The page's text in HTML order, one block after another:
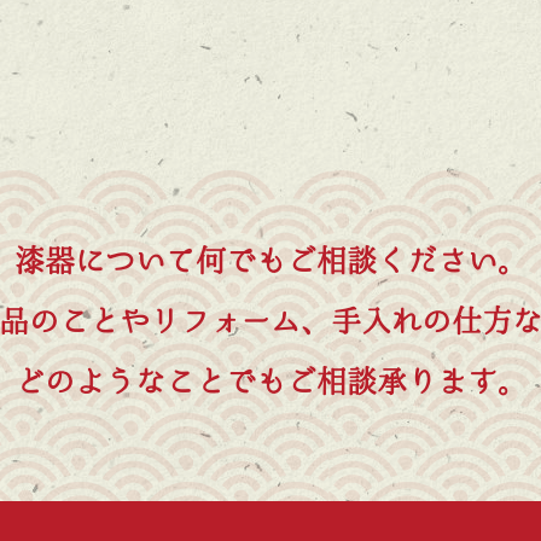
漆器について何でもご相談ください。
のことやリフォーム、手入れの仕方
どのようなことでもご相談承ります。